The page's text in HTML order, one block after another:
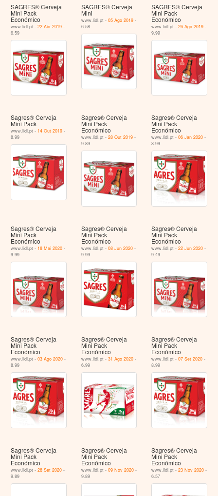
SAGRES® Cerveja
Mini Pack
Económico
www.lidl.pt -22 Abr 2019 -
6.59
SAGRES® Cerveja
Mini
www.lidl.pt - 05 Ago 2019-
6.58
SAGRES® Cerveja
Mini Pack
Económico
www.lidl.pt -26 Ago 2019 -
9.99
Sagres® Cerveja
Mini Pack
www.lidl.pt - 14 Out 2019 -
8.99
Sagres® Cerveja
Mini Pack
Económico
www.lidl.pt - 28 Out 2019-
9.89
Sagres® Cerveja
Mini Pack
Económico
www.lidl.pt -06 Jan 2020 -
8.99
Sagres® Cerveja
Mini Pack
Económico
www.lidl.pt - 18 Mai 2020 -
9.99
Sagres® Cerveja
Mini Pack
Económico
www.lidl.pt - 08 Jun 2020-
9.99
Sagres® Cerveja
Mini Pack
Económico
www.lidl.pt -22 Jun 2020 -
9.49
Sagres® Cerveja
Mini Pack
Económico
www.lidl.pt -03 Ago 2020 -
8.99
Sagres® Cerveja
Mini Pack
Económico
www.lidl.pt - 31 Ago 2020-
6.99
Sagres® Cerveja
Mini Pack
Económico
www.lidl.pt -07 Set 2020 -
8.99
Sagres® Cerveja
Mini Pack
Económico
www.lidl.pt -28 Set 2020 -
9.89
Sagres® Cerveja
Mini Pack
Económico
www.lidl.pt - 09 Nov 2020-
9.89
Sagres® Cerveja
Mini Pack
Económico
www.lidl.pt -23 Nov 2020 -
6.57